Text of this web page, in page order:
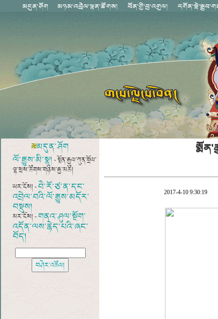
མདུན་ཤོག
ལོ་རྒྱུས་མི་སྣ། - སྨོན་རྒྱལ་ཀུན་གྲོལ་
ལྷ་སྲས་ཚོགས་གཉིས་རྒྱ་མཚོ།
ཡར་ངོས། -བཻ་རོ་ཙ་ན་དང་
འབྲེལ་བའི་ལོ་རྒྱུས་མདོར་
བསྡུས།
མར་ངོས། -གནའ་ཤུལ་སྔོག་
འདོན་ལས་རྙེད་པའི་ཞང་
བོད།
2017-4-10 9:30:19